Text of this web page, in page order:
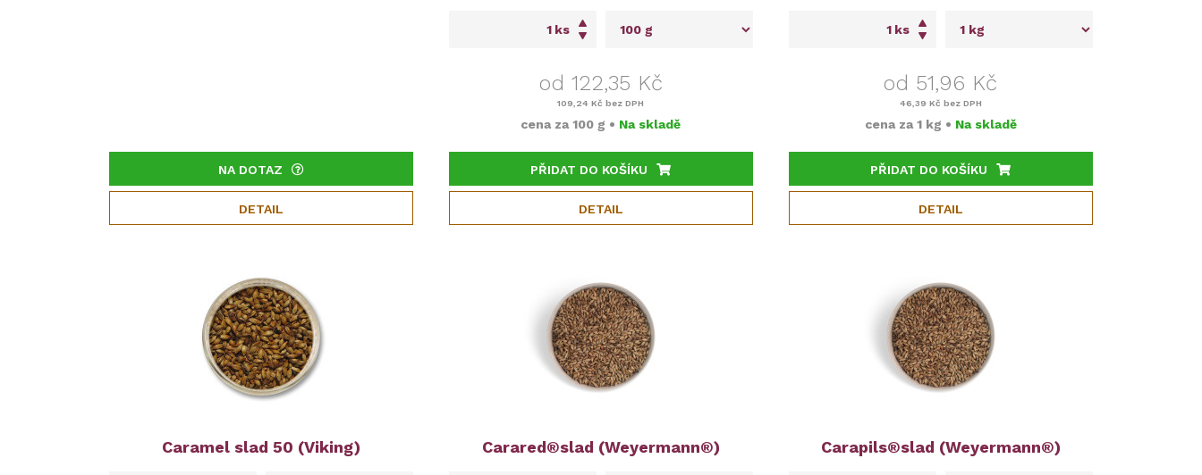
NA DOTAZ
DETAIL
ks
od 122,35 Kč
109,24 Kč bez DPH
cena za100 g • Na skladě
PŘIDAT DO KOŠÍKU
DETAIL
ks
od 51,96 Kč
46,39 Kč bez DPH
cena za 1 kg • Na skladě
PŘIDAT DO KOŠÍKU
DETAIL
Caramel slad 50 (Viking) Carared®slad (Weyermann®) Carapils®slad (Weyermann®)